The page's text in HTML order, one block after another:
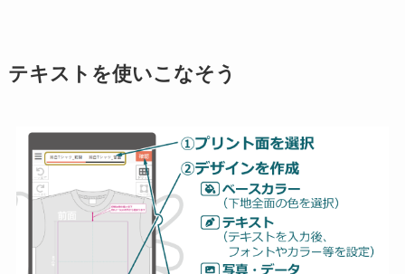
テキストを使いこなそう